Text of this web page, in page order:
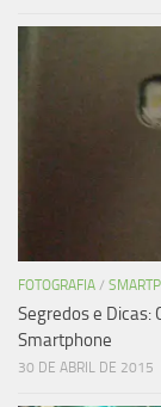
FOTOGRAFIA /
Segredos e Dicas:
Smartphone
30 DE ABRIL DE 2015